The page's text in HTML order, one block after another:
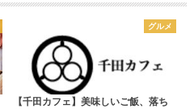
グルメ
【千田カフェ】美味しいご飯、落ち